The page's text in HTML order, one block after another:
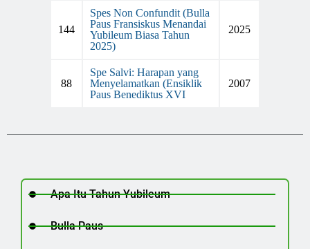
144
Spes Non Confundit (Bulla
Paus Fransiskus Menandai
Yubileum Biasa Tahun
2025)
2025
88
Spe Salvi: Harapan yang
Menyelamatkan (Ensiklik
Paus Benediktus XVI
2007
Apa Itu Tahun Yubileum
Bulla Paus